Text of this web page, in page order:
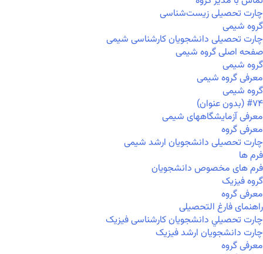
چارت تحصیلی زیست‌شناسی
گروه شیمی
چارت تحصیلی دانشجویان کارشناسی شیمی
صفحه اصلی گروه شیمی
گروه شیمی
معرفی گروه شیمی
گروه شیمی
#۷۴ (بدون عنوان)
معرفی آزمایشگاههای شیمی
معرفی گروه
چارت تحصیلی دانشجویان ارشد شیمی
فرم ها
فرم های مخصوص دانشجویان
گروه فیزیک
معرفی گروه
راهنمای فارغ التحصیلی
چارت تحصيلي دانشجویان کارشناسی فیزیک
چارت دانشجویان ارشد فیزیک
معرفی گروه